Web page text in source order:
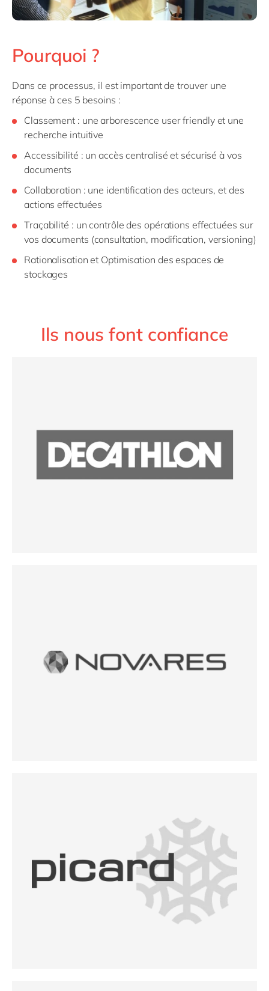
Pourquoi ?
Dans ce processus, il est important de trouver une
réponse à ces 5 besoins :
Classement : une arborescence user friendly et une
recherche intuitive
Accessibilité : un accès centralisé et sécurisé à vos
documents
Collaboration : une identification des acteurs, et des
actions effectuées
Traçabilité : un contrôle des opérations effectuées sur
vos documents (consultation, modification, versioning)
Rationalisation et Optimisation des espaces de
stockages
Ils nous font confiance